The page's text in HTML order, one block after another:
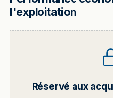
l'exploitation
Réservé aux